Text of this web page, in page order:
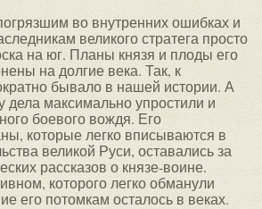
во внутренних ошибках и
великого стратега просто
на юг. Планы князя и плоды его
на долгие века. Так, к
бывало в нашей истории. А
дела максимально упростили и
боевого вождя. Его
которые легко вписываются в
великой Руси, оставались за
рассказов о князе-воине.
которого легко обманули
его потомкам осталось в веках.